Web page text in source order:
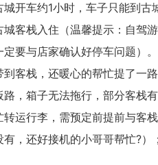
开车约1小时，车子只能到古
城客栈入住（温馨提示：自驾
要与店家确认好停车问题）
客栈，还暖心的帮忙提了一
，箱子无法拖行，部分客栈
转运行李，需预定前提前与客
，还好接机的小哥哥帮忙?）